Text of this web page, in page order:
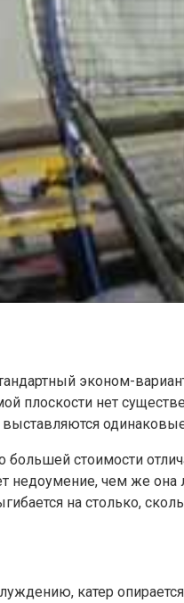
эконом-
плоскости нет
стоимости
недоумение, чем же она
на столько,
катер